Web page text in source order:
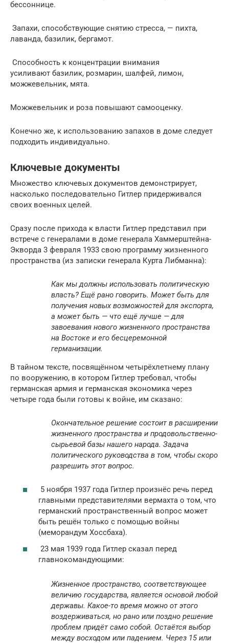
бессоннице.
Запахи, способствующие снятию стресса, — пихта,
лаванда, базилик, бергамот.
Способность к концентрации внимания
усиливают базилик, розмарин, шалфей, лимон,
можжевельник, мята.
Можжевельник и роза повышают самооценку.
Конечно же, к использованию запахов в доме следует
подходить индивидуально.
Ключевые документы
Множество ключевых документов демонстрирует,
насколько последовательно Гитлер придерживался
своих военных целей.
Сразу после прихода к власти Гитлер представил при
встрече с генералами в доме генерала Хаммерштейна-
Экворда 3 февраля 1933 свою программу жизненного
пространства (из записки генерала Курта Либманна):
Как мы должны использовать политическую
власть? Ещё рано говорить. Может быть для
получения новых возможностей для экспорта,
а может быть — что ещё лучше — для
завоевания нового жизненного пространства
на Востоке и его бесцеремонной
германизации.
В тайном тексте, посвящённом четырёхлетнему плану
по вооружению, в котором Гитлер требовал, чтобы
германская армия и германская экономика через
четыре года были готовы к войне, им сказано:
Окончательное решение состоит в расширении
жизненного пространства и продовольственно-
сырьевой базы нашего народа. Задача
политического руководства в том, чтобы скоро
разрешить этот вопрос.
5 ноября 1937 года Гитлер произнёс речь перед
главными представителями вермахта о том, что
германский пространственный вопрос может
быть решён только с помощью войны
(меморандум Хоссбаха).
23 мая 1939 года Гитлер сказал перед
главнокомандующими:
Жизненное пространство, соответствующее
величию государства, является основой любой
державы. Какое-то время можно от этого
воздерживаться, но рано или поздно решение
проблем придёт само собой. Остаётся выбор
между восходом или падением. Через 15 или